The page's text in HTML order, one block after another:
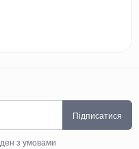
Підписатися
з умовами